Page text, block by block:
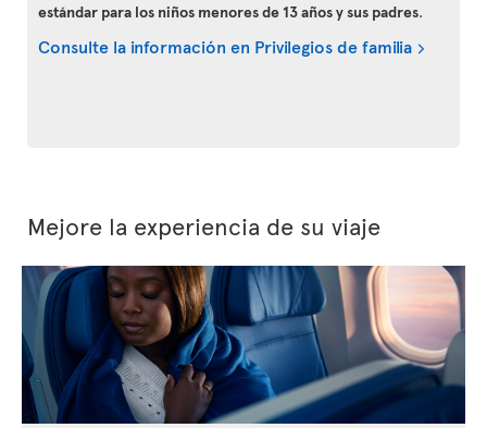
estándar para los niños menores de 13 años y sus padres.
Consulte la información en Privilegios de familia
Mejore la experiencia de su viaje